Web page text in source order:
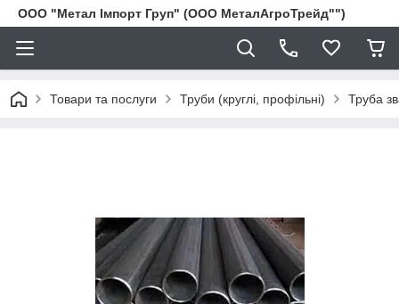
ООО "Метал Імпорт Груп" (ООО МеталАгроТрейд"")
Товари та послуги Труби (круглі, профільні) Труба